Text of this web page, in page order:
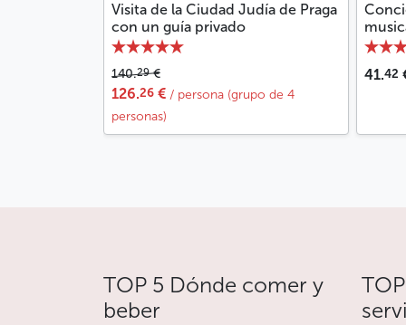
Visita de la Ciudad Judía de Praga
con un guía privado
140.29€
126.26 € / persona (grupo de 4
personas)
41.42
TOP 5 Dónde comer y
beber